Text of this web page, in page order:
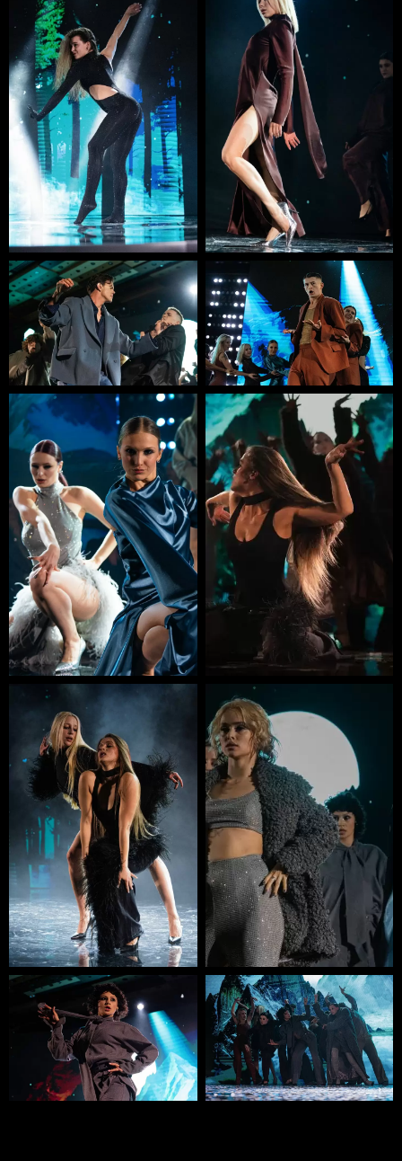
На сьогодні бренд GASANOVA налічує 9 показів на
різних українських та світових виставках і тижнях
моди.